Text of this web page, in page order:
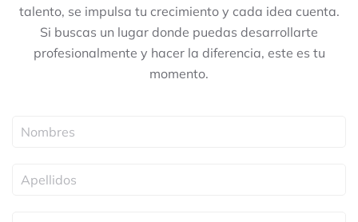
talento, se impulsa tu crecimiento y cada idea cuenta.
Si buscas un lugar donde puedas desarrollarte
profesionalmente y hacer la diferencia, este es tu
momento.